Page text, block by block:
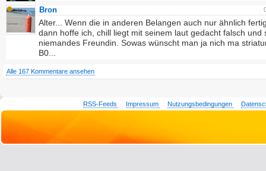
Bron
Alter... Wenn die in anderen Belangen auch nur ähnlich
dann hoffe ich, chill liegt mit seinem laut gedacht falsch und
niemandes Freundin. Sowas wünscht man ja nich ma
B0...
Alle 167 Kommentare ansehen
RSS-Feeds Impressum Nutzungsbedingungen